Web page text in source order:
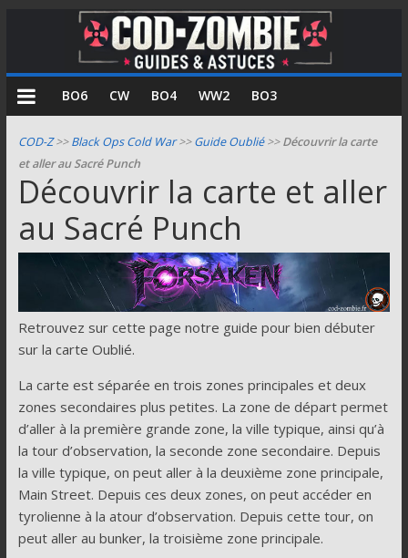
COD
Zombie
Guides
et
astuces
pour
mode
de
Call
Duty
BO6 CW BO4 WW2 BO3
COD-Z>>Black Ops Cold War>>Guide Oublié>>Découvrir la carte
et aller au Sacré Punch
Découvrir la carte et aller
au Sacré Punch
Retrouvez sur cette page notre guide pour bien débuter
sur la carte Oublié.
La carte est séparée en trois zones principales et deux
zones secondaires plus petites. La zone de départ permet
d’aller à la première grande zone, la ville typique, ainsi qu’à
la tour d’observation, la seconde zone secondaire. Depuis
la ville typique, on peut aller à la deuxième zone principale,
Main Street. Depuis ces deux zones, on peut accéder en
tyrolienne à la atour d’observation. Depuis cette tour, on
peut aller au bunker, la troisième zone principale.